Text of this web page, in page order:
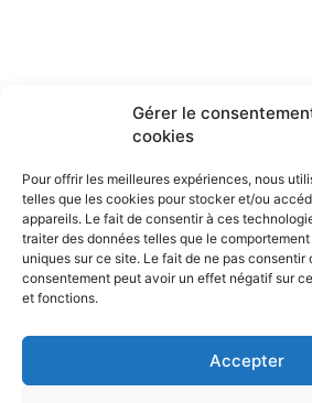
Gérer le
cookies
Pour offrir les meilleures expériences, nous
telles que les cookies pour stocker et/ou
appareils. Le fait de consentir à ces
traiter des données telles que le
uniques sur ce site. Le fait de ne pas consentir
consentement peut avoir un effet négatif sur
et fonctions.
Accepter